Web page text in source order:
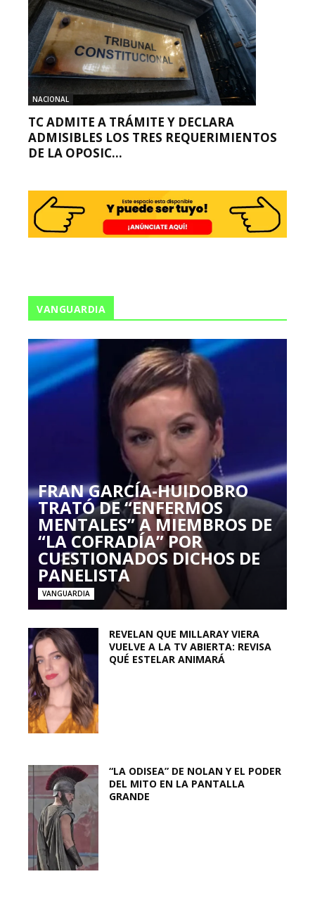
NACIONAL
TC ADMITE A TRÁMITE Y DECLARA
ADMISIBLES LOS TRES REQUERIMIENTOS
DE LA OPOSIC...
VANGUARDIA
FRAN GARCÍA-HUIDOBRO
TRATÓ DE “ENFERMOS
MENTALES” A MIEMBROS DE
“LA COFRADÍA” POR
CUESTIONADOS DICHOS DE
PANELISTA
VANGUARDIA
REVELAN QUE MILLARAY VIERA
VUELVE A LA TV ABIERTA: REVISA
QUÉ ESTELAR ANIMARÁ
“LA ODISEA” DE NOLAN Y EL PODER
DEL MITO EN LA PANTALLA
GRANDE